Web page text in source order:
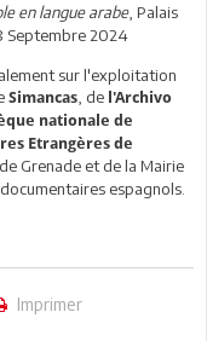
en langue arabe, Palais
Septembre 2024
sur l'exploitation
Simancas , de l'Archivo
nationale de
Etrangères de
Grenade et de la Mairie
espagnols.
Imprimer